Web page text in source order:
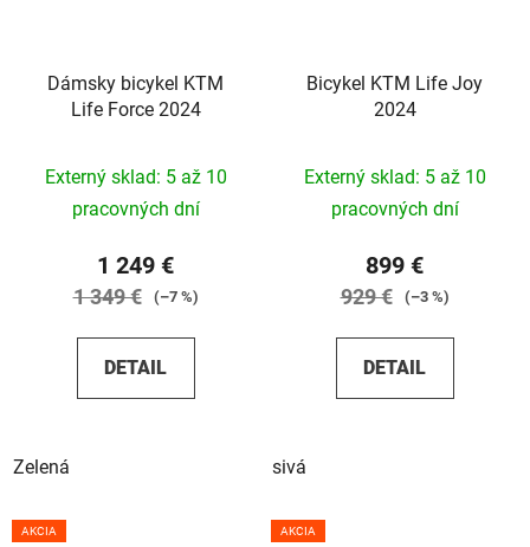
Dámsky bicykel KTM
Life Force 2024
Externý sklad: 5 až 10
pracovných dní
1 249 €
1 349 € (–7 %)
DETAIL
Zelená
Bicykel KTM Life Joy
2024
Externý sklad: 5 až 10
pracovných dní
899 €
929 € (–3 %)
DETAIL
sivá
AKCIA AKCIA